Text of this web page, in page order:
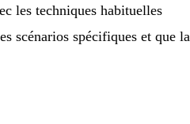
les techniques habituelles
scénarios spécifiques et que la